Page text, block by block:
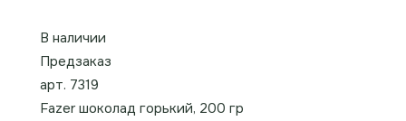
В наличии
Предзаказ
арт. 7319
Fazer шоколад горький, 200 гр